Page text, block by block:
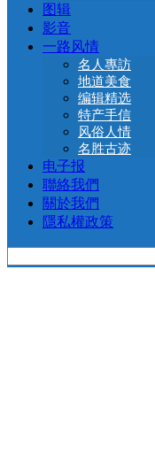
图辑
影音
一路风情
名人專訪
地道美食
编辑精选
特产手信
风俗人情
名胜古迹
电子报
聯絡我們
關於我們
隱私權政策